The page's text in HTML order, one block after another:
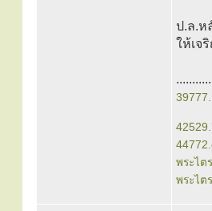
ป.ล.ห
ให้เจ
พระไต
พระไต